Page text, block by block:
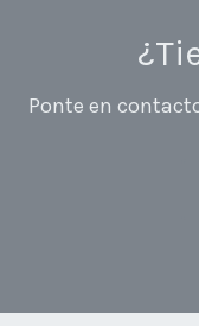
Ponte en